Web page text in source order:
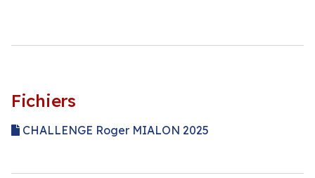
Fichiers
CHALLENGE Roger MIALON 2025